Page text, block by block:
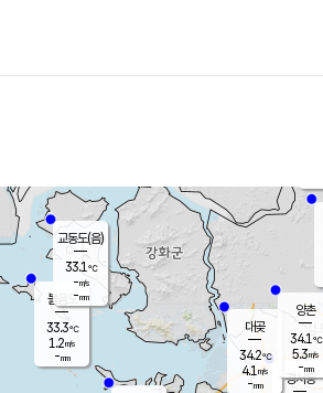
볼음도
33.3℃
1.2m/s
-mm
경서동
대곶
34.2℃
4.1 m/s
-mm
양촌
34.1℃
5.3m/s
-mm
교동도(음)
33.1℃
-m/s
-mm